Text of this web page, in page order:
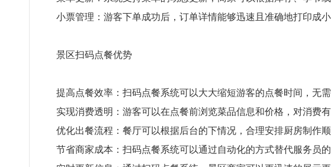
小票管理：游客下单成功后，订单详情能够迅速且准确地打印成
景区扫码点餐优势
提高点餐效率：扫码点餐系统可以大大缩短游客的点餐时间，无
实现消费透明：游客可以在点餐前浏览菜品信息和价格，对消费有
优化出餐流程：餐厅可以根据后台的下情况，合理安排厨房制作
节省商家成本：扫码点餐系统可以通过自动化的方式替代服务员